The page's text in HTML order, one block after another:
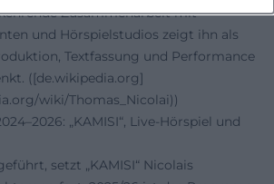
Zusammenarbeit mit
und Hörspielstudios zeigt ihn als
Textfassung und Performance
([de.wikipedia.org]
wiki/Thomas_Nicolai))
„KAMISI“, Live-Hörspiel und
setzt „KAMISI“ Nicolais